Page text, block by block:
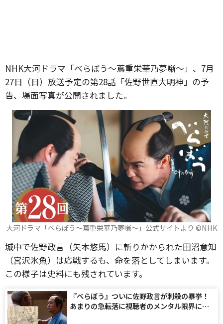
NHK大河ドラマ「べらぼう〜蔦重栄華乃夢噺〜」、7月
27日（日）放送予定の第28話「佐野世直大明神」の予
告、場面写真が公開されました。
大河ドラマ「べらぼう～蔦重栄華乃夢噺～」公式サイトより ©️NHK
城中で佐野政言（矢本悠馬）に斬りかかられた田沼意知
（宮沢氷魚）は応戦するも、命を落としてしまいます。
この様子は史料にも残されています。
『べらぼう』ついに佐野政言が刺殺の暴挙！
あまりの急転落に視聴者のメンタル限界に…